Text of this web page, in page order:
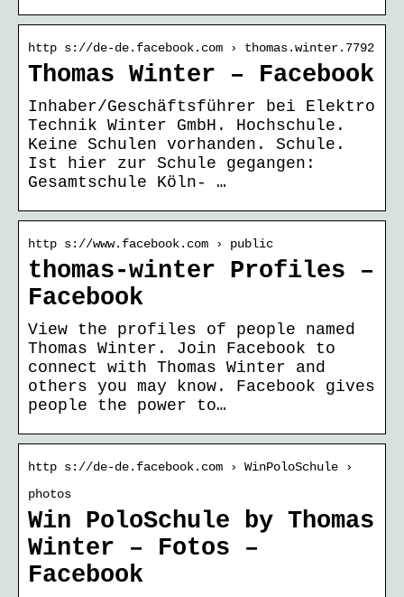
http s://de-de.facebook.com › thomas.winter.7792
Thomas Winter – Facebook
Inhaber/Geschäftsführer bei Elektro
Technik Winter GmbH. Hochschule.
Keine Schulen vorhanden. Schule.
Ist hier zur Schule gegangen:
Gesamtschule Köln- …
http s://www.facebook.com › public
thomas-winter Profiles –
Facebook
View the profiles of people named
Thomas Winter. Join Facebook to
connect with Thomas Winter and
others you may know. Facebook gives
people the power to…
http s://de-de.facebook.com › WinPoloSchule ›
photos
Win PoloSchule by Thomas
Winter – Fotos –
Facebook